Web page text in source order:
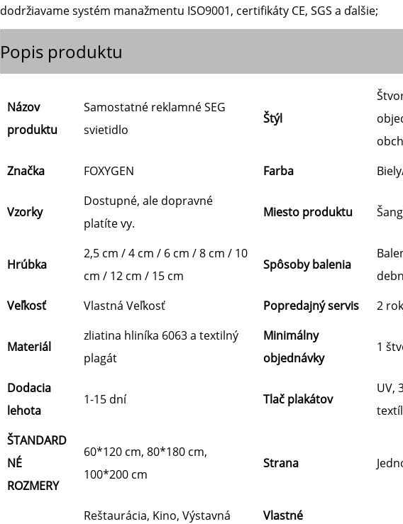
dodržiavame systém manažmentu ISO9001, certifikáty CE, SGS a ďalšie;
Popis produktu
Názov
produktu
Samostatné reklamné SEG
svietidlo
Štýl
Značka
FOXYGEN Farba
Vzorky
Dostupné, ale dopravné
platíte vy.
Miesto produktu
Hrúbka
2,5 cm / 4 cm / 6 cm / 8 cm / 10
cm / 12 cm / 15 cm
Spôsoby balenia
Veľkosť
Vlastná Veľkosť Popredajný servis 2
Materiál
zliatina hliníka 6063 a textilný
plagát
Minimálny
objednávky
1
Dodacia
lehota
1-15 dní Tlač plakátov
UV,
ŠTANDARD
NÉ
ROZMERY
60*120 cm, 80*180 cm,
100*200 cm
Strana
Reštaurácia, Kino, Výstavná
Vlastné